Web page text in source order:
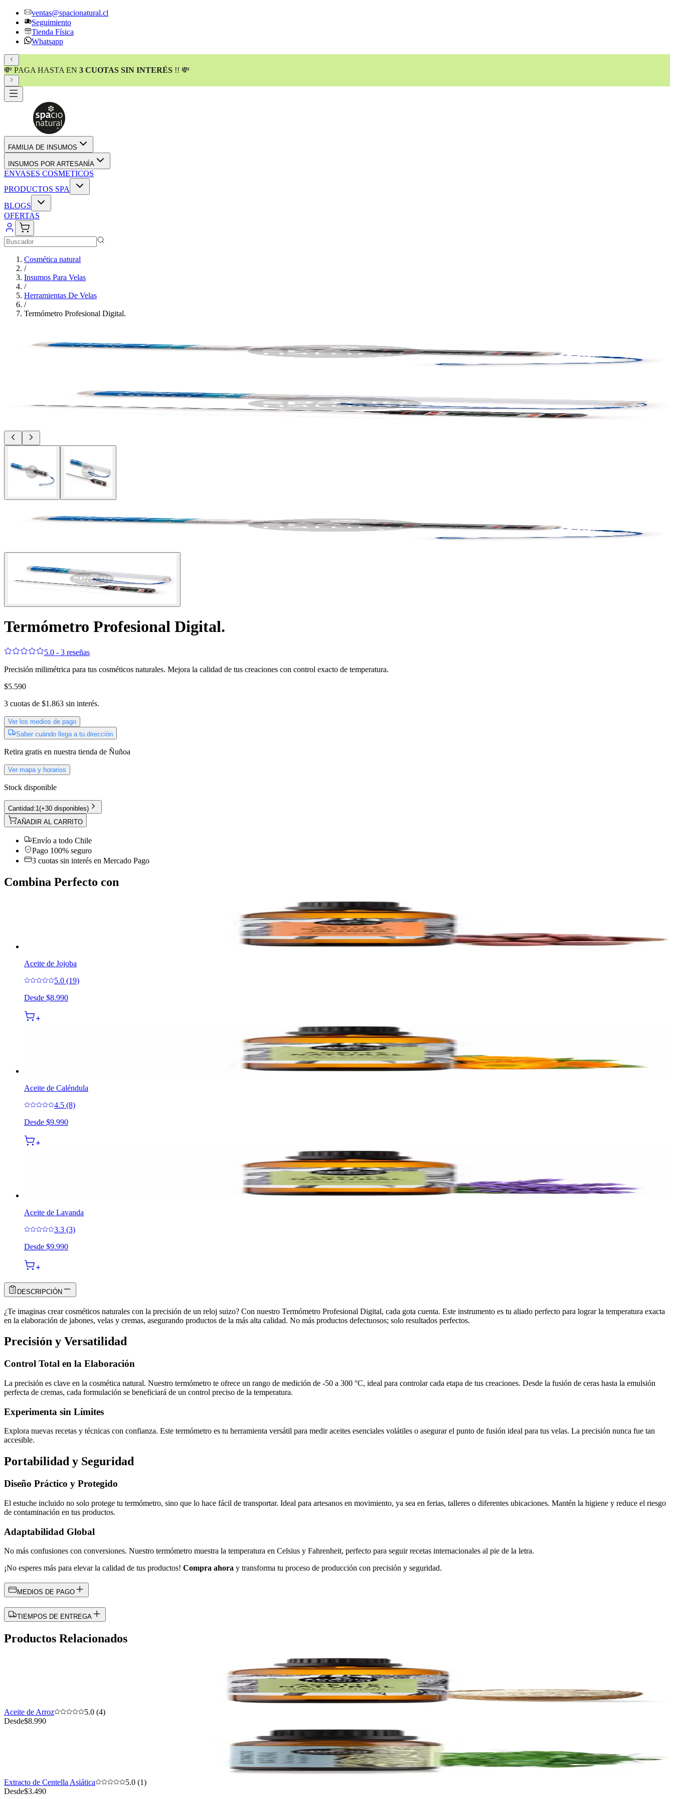
ventas@spacionatural.cl
Seguimiento
Tienda Física
Whatsapp
💸 PAGA HASTA EN 3 CUOTAS SIN INTERÉS !! 💸
FAMILIA DE INSUMOS
INSUMOS POR ARTESANÍA
ENVASES COSMETICOS
PRODUCTOS SPA
BLOGS
OFERTAS
Cosmética natural
/
Insumos Para Velas
/
Herramientas De Velas
/
Termómetro Profesional Digital.
Termómetro Profesional Digital.
5.0 - 3 reseñas
Precisión milimétrica para tus cosméticos naturales. Mejora la calidad de tus creaciones con control exacto de temperatura.
$5.590
3 cuotas de $1.863 sin interés.
Ver los medios de pago
Saber cuándo llega a tu dirección
Retira gratis en nuestra tienda de Ñuñoa
Ver mapa y horarios
Stock disponible
Cantidad:1 (+30 disponibles)
AÑADIR AL CARRITO
Envío a todo Chile
Pago 100% seguro
3 cuotas sin interés en Mercado Pago
Combina Perfecto con
Aceite de Jojoba
5.0 (19)
Desde $8.990
Aceite de Caléndula
4.5 (8)
Desde $9.990
Aceite de Lavanda
3.3 (3)
Desde $9.990
DESCRIPCIÓN
¿Te imaginas crear cosméticos naturales con la precisión de un reloj suizo? Con nuestro Termómetro Profesional Digital, cada gota cuenta. Este instrumento es tu aliado perfecto para lograr la temperatura exacta
en la elaboración de jabones, velas y cremas, asegurando productos de la más alta calidad. No más productos defectuosos; solo resultados perfectos.
Precisión y Versatilidad
Control Total en la Elaboración
La precisión es clave en la cosmética natural. Nuestro termómetro te ofrece un rango de medición de -50 a 300 °C, ideal para controlar cada etapa de tus creaciones. Desde la fusión de ceras hasta la emulsión
perfecta de cremas, cada formulación se beneficiará de un control preciso de la temperatura.
Experimenta sin Límites
Explora nuevas recetas y técnicas con confianza. Este termómetro es tu herramienta versátil para medir aceites esenciales volátiles o asegurar el punto de fusión ideal para tus velas. La precisión nunca fue tan
accesible.
Portabilidad y Seguridad
Diseño Práctico y Protegido
El estuche incluido no solo protege tu termómetro, sino que lo hace fácil de transportar. Ideal para artesanos en movimiento, ya sea en ferias, talleres o diferentes ubicaciones. Mantén la higiene y reduce el riesgo
de contaminación en tus productos.
Adaptabilidad Global
No más confusiones con conversiones. Nuestro termómetro muestra la temperatura en Celsius y Fahrenheit, perfecto para seguir recetas internacionales al pie de la letra.
¡No esperes más para elevar la calidad de tus productos! Compra ahora y transforma tu proceso de producción con precisión y seguridad.
MEDIOS DE PAGO
TIEMPOS DE ENTREGA
Productos Relacionados
Aceite de Arroz
5.0 (4)
Desde$8.990
Extracto de Centella Asiática
5.0 (1)
Desde$3.490